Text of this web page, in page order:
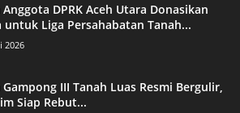
Anggota DPRK Aceh Utara Donasikan
untuk Liga Persahabatan Tanah...
2026
Gampong III Tanah Luas Resmi Bergulir,
Siap Rebut...